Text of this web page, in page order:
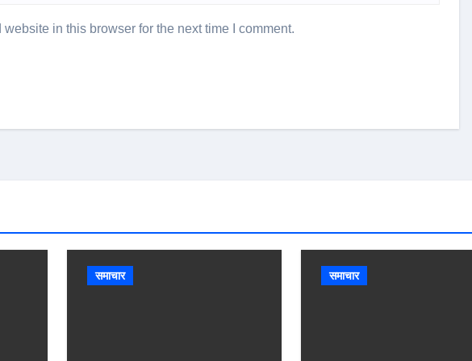
in this browser for the next time I comment.
समाचार समाचार